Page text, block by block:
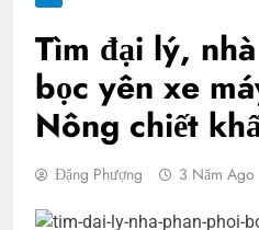
Tìm đại lý,
bọc yên xe
Nông chiết
Đặng Phượng 3 Năm Ago